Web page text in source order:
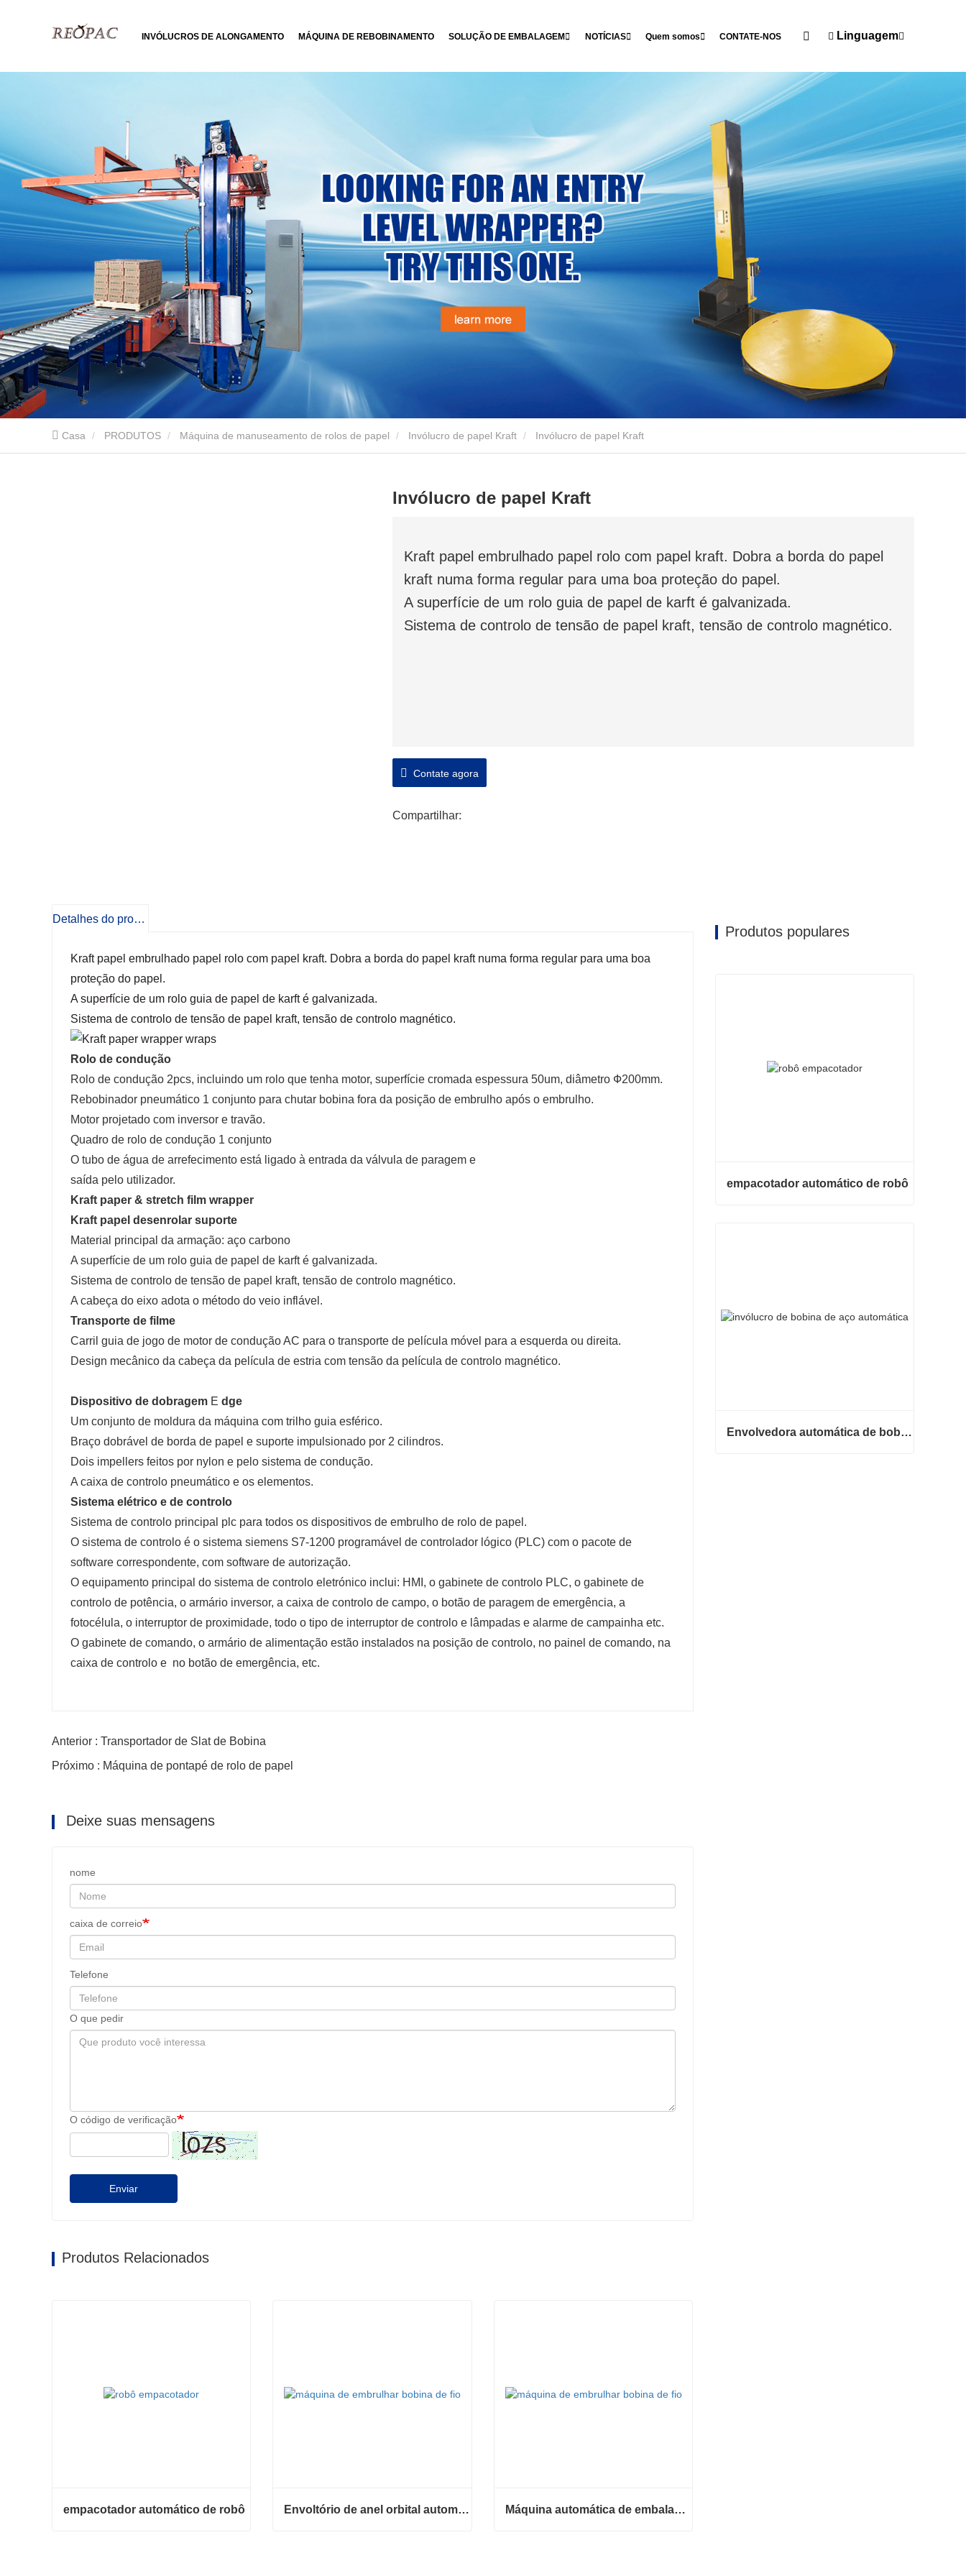
INVÓLUCROS DE ALONGAMENTO MÁQUINA DE REBOBINAMENTO SOLUÇÃO DE EMBALAGEM NOTÍCIAS Quem somos CONTATE-NOS Linguagem
Casa PRODUTOS Máquina de manuseamento de rolos de papel Invólucro de papel Kraft Invólucro de papel Kraft
Invólucro de papel Kraft
Kraft papel embrulhado papel rolo com papel kraft. Dobra a borda do papel
kraft numa forma regular para uma boa proteção do papel.
A superfície de um rolo guia de papel de karft é galvanizada.
Sistema de controlo de tensão de papel kraft, tensão de controlo magnético.
Contate agora
Compartilhar:
Detalhes do produto
Kraft papel embrulhado papel rolo com papel kraft. Dobra a borda do papel kraft numa forma regular para uma boa
proteção do papel.
A superfície de um rolo guia de papel de karft é galvanizada.
Sistema de controlo de tensão de papel kraft, tensão de controlo magnético.
Rolo de condução
Rolo de condução 2pcs, incluindo um rolo que tenha motor, superfície cromada espessura 50um, diâmetro Ф200mm.
Rebobinador pneumático 1 conjunto para chutar bobina fora da posição de embrulho após o embrulho.
Motor projetado com inversor e travão.
Quadro de rolo de condução 1 conjunto
O tubo de água de arrefecimento está ligado à entrada da válvula de paragem e
saída pelo utilizador.
Kraft paper & stretch film wrapper
Kraft papel desenrolar suporte
Material principal da armação: aço carbono
A superfície de um rolo guia de papel de karft é galvanizada.
Sistema de controlo de tensão de papel kraft, tensão de controlo magnético.
A cabeça do eixo adota o método do veio inflável.
Transporte de filme
Carril guia de jogo de motor de condução AC para o transporte de película móvel para a esquerda ou direita.
Design mecânico da cabeça da película de estria com tensão da película de controlo magnético.
Dispositivo de dobragem E dge
Um conjunto de moldura da máquina com trilho guia esférico.
Braço dobrável de borda de papel e suporte impulsionado por 2 cilindros.
Dois impellers feitos por nylon e pelo sistema de condução.
A caixa de controlo pneumático e os elementos.
Sistema elétrico e de controlo
Sistema de controlo principal plc para todos os dispositivos de embrulho de rolo de papel.
O sistema de controlo é o sistema siemens S7-1200 programável de controlador lógico (PLC) com o pacote de
software correspondente, com software de autorização.
O equipamento principal do sistema de controlo eletrónico inclui: HMI, o gabinete de controlo PLC, o gabinete de
controlo de potência, o armário inversor, a caixa de controlo de campo, o botão de paragem de emergência, a
fotocélula, o interruptor de proximidade, todo o tipo de interruptor de controlo e lâmpadas e alarme de campainha etc.
O gabinete de comando, o armário de alimentação estão instalados na posição de controlo, no painel de comando, na
caixa de controlo e no botão de emergência, etc.
Anterior : Transportador de Slat de Bobina
Próximo : Máquina de pontapé de rolo de papel
Deixe suas mensagens
nome
caixa de correio
Telefone
O que pedir
O código de verificação
Enviar
Produtos Relacionados
empacotador automático de robô Envoltório de anel orbital automático para bobina Máquina automática de embalagem de bobina de fio
Produtos populares
empacotador automático de robô
Envolvedora automática de bobinas de aço